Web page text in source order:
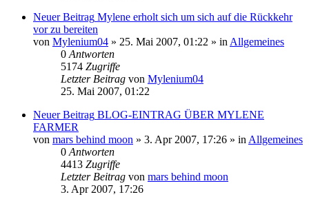
Neuer Beitrag Mylene erholt sich um sich auf die Rückkehr
vor zu bereiten
von Mylenium04 » 25. Mai 2007, 01:22 » in Allgemeines
0 Antworten
5174 Zugriffe
Letzter Beitrag von Mylenium04
25. Mai 2007, 01:22
Neuer Beitrag BLOG-EINTRAG ÜBER MYLENE
FARMER
von mars behind moon » 3. Apr 2007, 17:26 » in Allgemeines
0 Antworten
4413 Zugriffe
Letzter Beitrag von mars behind moon
3. Apr 2007, 17:26